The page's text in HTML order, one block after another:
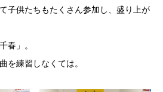
子供たちもたくさん参加し、盛り上が
春」。
を練習しなくては。